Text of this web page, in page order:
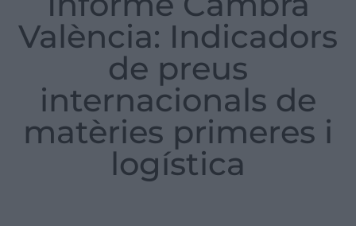
València: Indicadors
de preus
internacionals de
matèries primeres i
logística